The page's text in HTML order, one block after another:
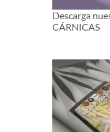
Descarga
CÁRNICAS